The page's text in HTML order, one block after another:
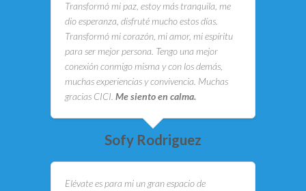
Transformó mi paz, estoy más tranquila, me
dio esperanza, disfruté mucho estos días.
Transformó mi corazón, mi amor, mi espíritu
para ser mejor persona. Tengo una mejor
conexión conmigo misma y con los demás,
muchas experiencias y convivencia. Muchas
gracias CICI. Me siento en calma.
Sofy Rodriguez
Elévate es para mi un gran espacio de